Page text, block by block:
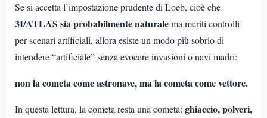
Se si accetta l’impostazione prudente di Loeb, cioè che
3I/ATLAS sia probabilmente naturalema meriti controlli
per scenari artificiali, allora esiste un modo più sobrio di
intendere “artificiale” senza evocare invasioni o navi madri:
non la cometa come astronave, ma la cometa come vettore.
In questa lettura, la cometa resta una cometa: ghiaccio, polveri,